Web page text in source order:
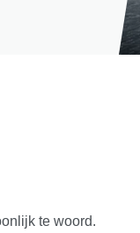
te woord.